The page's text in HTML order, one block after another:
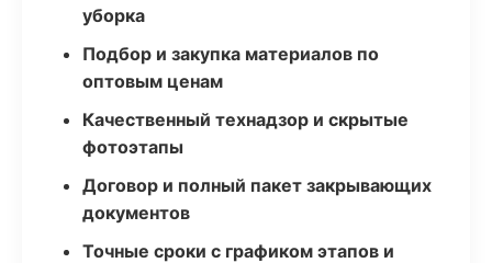
уборка
Подбор и закупка материалов по
оптовым ценам
Качественный технадзор и скрытые
фотоэтапы
Договор и полный пакет закрывающих
документов
Точные сроки с графиком этапов и